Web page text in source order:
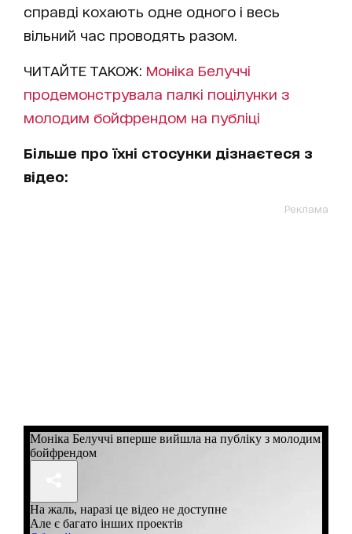
справді кохають одне одного і весь
вільний час проводять разом.
ЧИТАЙТЕ ТАКОЖ: Моніка Белуччі
продемонструвала палкі поцілунки з
молодим бойфрендом на публіці
Більше про їхні стосунки дізнаєтеся з
відео:
Реклама